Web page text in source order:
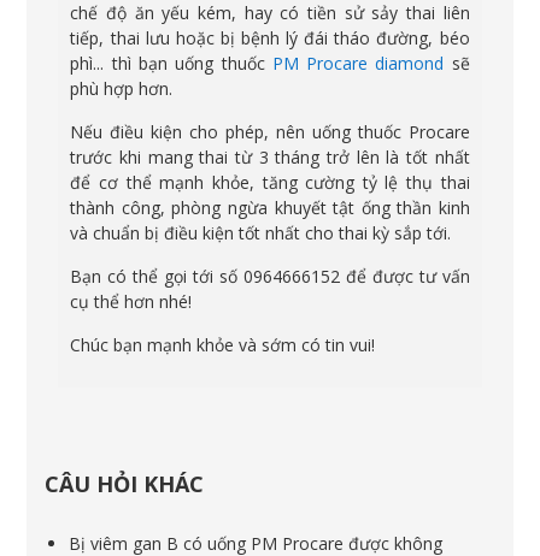
chế độ ăn yếu kém, hay có tiền sử sảy thai liên
tiếp, thai lưu hoặc bị bệnh lý đái tháo đường, béo
phì... thì bạn uống thuốc PM Procare diamond sẽ
phù hợp hơn.
Nếu điều kiện cho phép, nên uống thuốc Procare
trước khi mang thai từ 3 tháng trở lên là tốt nhất
để cơ thể mạnh khỏe, tăng cường tỷ lệ thụ thai
thành công, phòng ngừa khuyết tật ống thần kinh
và chuẩn bị điều kiện tốt nhất cho thai kỳ sắp tới.
Bạn có thể gọi tới số 0964666152 để được tư vấn
cụ thể hơn nhé!
Chúc bạn mạnh khỏe và sớm có tin vui!
CÂU HỎI KHÁC
Bị viêm gan B có uống PM Procare được không